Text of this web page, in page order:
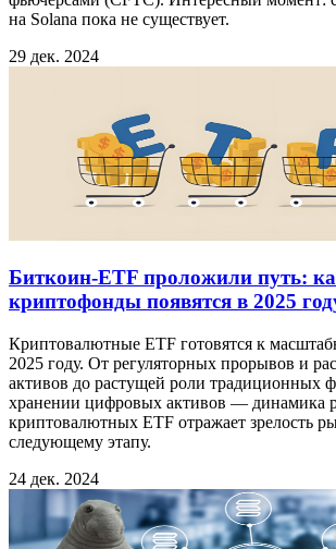
на Solana пока не существует.
29 дек. 2024
Биткоин-ETF проложили путь:
криптофонды появятся в 2025
Криптовалютные ETF готовятся к
2025 году. От регуляторных прорывов и
активов до растущей роли традиционных
хранении цифровых активов — динамика
криптовалютных ETF отражает зрелость
следующему этапу.
24 дек. 2024